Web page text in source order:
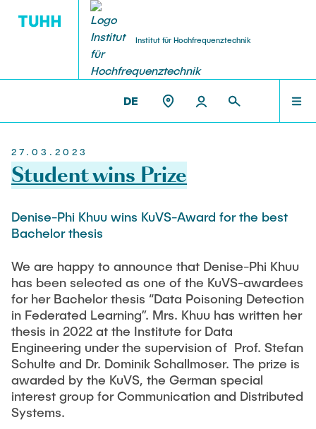
Institut für Hochfrequenztechnik
DE
TEAM
TEAM
Institutsleitung
Prof. Alexander Kölpin
Professoren im Ruhestand
Office Management | Assistance
Eva-Julia Böhler-Gödicke
Technische Mitarbeiter
Jan Burmeister
Anja-Maria Doobe-Jöstingmeier
Carmen Hajunga
LEHRE
FORSCHUNG
FORSCHUNG
Forschungsprojekte
EmpkinS
VisPer
Hamburg Quantum Computing (HQC)
AMMOD
BANG
HODEPLIO
BrainEpP
QSea II
Smart Analytics
VERÖFFENTLICHUNGEN
ARBEITEN UND STELLEN
AKTUELLES
27.03.2023
Student wins Prize
Denise-Phi Khuu wins KuVS-Award for the best
Bachelor thesis
We are happy to announce that Denise-Phi Khuu
has been selected as one of the KuVS-awardees
for her Bachelor thesis “Data Poisoning Detection
in Federated Learning”. Mrs. Khuu has written her
thesis in 2022 at the Institute for Data
Engineering under the supervision of Prof. Stefan
Schulte and Dr. Dominik Schallmoser. The prize is
awarded by the KuVS, the German special
interest group for Communication and Distributed
Systems.